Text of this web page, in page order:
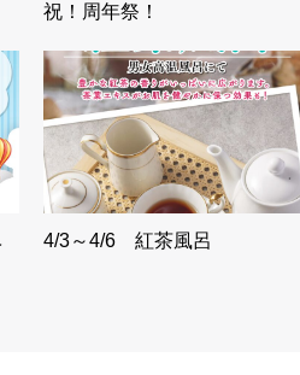
祝！周年祭！
4/3～4/6 紅茶風呂